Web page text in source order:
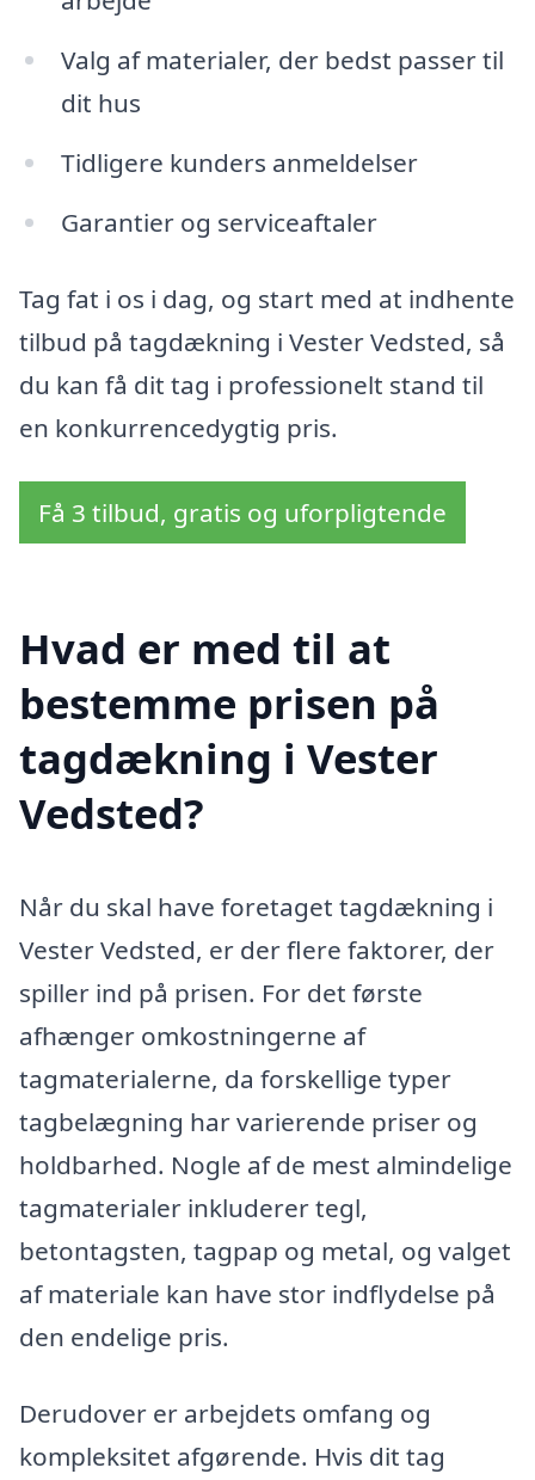
Valg af materialer, der bedst passer til
dit hus
Tidligere kunders anmeldelser
Garantier og serviceaftaler
Tag fat i os i dag, og start med at indhente
tilbud på tagdækning i Vester Vedsted, så
du kan få dit tag i professionelt stand til
en konkurrencedygtig pris.
Få 3 tilbud, gratis og uforpligtende
Hvad er med til at
bestemme prisen på
tagdækning i Vester
Vedsted?
Når du skal have foretaget tagdækning i
Vester Vedsted, er der flere faktorer, der
spiller ind på prisen. For det første
afhænger omkostningerne af
tagmaterialerne, da forskellige typer
tagbelægning har varierende priser og
holdbarhed. Nogle af de mest almindelige
tagmaterialer inkluderer tegl,
betontagsten, tagpap og metal, og valget
af materiale kan have stor indflydelse på
den endelige pris.
Derudover er arbejdets omfang og
kompleksitet afgørende. Hvis dit tag